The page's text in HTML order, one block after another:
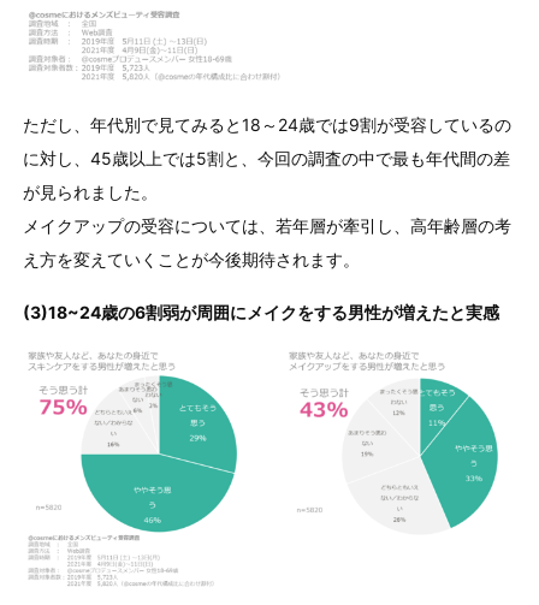
ただし、年代別で見てみると18～24歳では9割が受容しているの
に対し、45歳以上では5割と、今回の調査の中で最も年代間の差
が見られました。
メイクアップの受容については、若年層が牽引し、高年齢層の考
え方を変えていくことが今後期待されます。
(3)18~24歳の6割弱が周囲にメイクをする男性が増えたと実感